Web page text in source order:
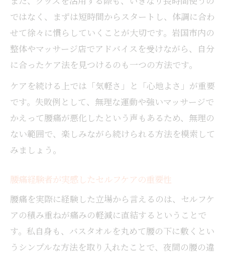
ではなく、まずは短時間からスタートし、体調に合わ
せて徐々に慣らしていくことが大切です。岩国市内の
整体やマッサージ店でアドバイスを受けながら、自分
に合ったケア法を見つけるのも一つの方法です。
ケアを続ける上では「気軽さ」と「心地よさ」が重要
です。失敗例として、無理な運動や強いマッサージで
かえって腰痛が悪化したという声もあるため、無理の
ない範囲で、楽しみながら続けられる方法を模索して
みましょう。
腰痛経験者が実感したセルフケアの重要性
腰痛を実際に経験した立場から言えるのは、セルフケ
アの積み重ねが痛みの軽減に直結するということで
す。私自身も、バスタオルを丸めて腰の下に敷くとい
うシンプルな方法を取り入れたことで、夜間の腰の違